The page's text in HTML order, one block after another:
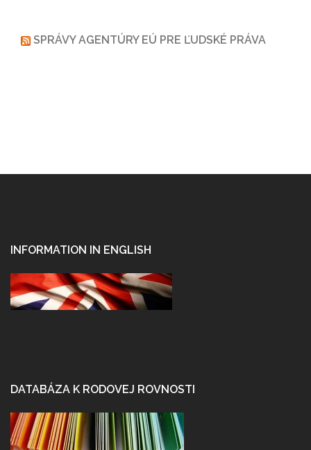
SPRÁVY AGENTÚRY EÚ PRE ĽUDSKÉ PRÁVA
INFORMATION IN ENGLISH
DATABÁZA K RODOVEJ ROVNOSTI